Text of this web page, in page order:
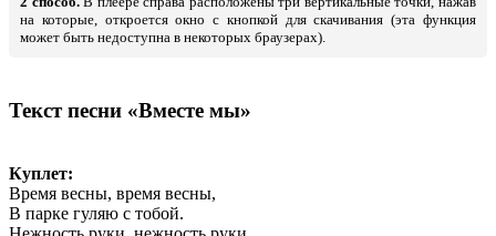
на которые, откроется окно с кнопкой для скачивания (эта функция
может быть недоступна в некоторых браузерах).
Текст песни «Вместе мы»
Куплет:
Время весны, время весны,
В парке гуляю с тобой.